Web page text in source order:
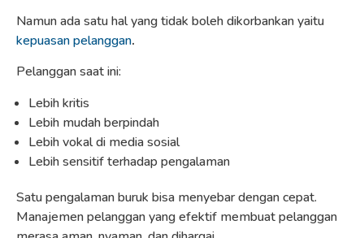
Namun ada satu hal yang tidak boleh dikorbankan yaitu
kepuasan pelanggan.
Pelanggan saat ini:
Lebih kritis
Lebih mudah berpindah
Lebih vokal di media sosial
Lebih sensitif terhadap pengalaman
Satu pengalaman buruk bisa menyebar dengan cepat.
Manajemen pelanggan yang efektif membuat pelanggan